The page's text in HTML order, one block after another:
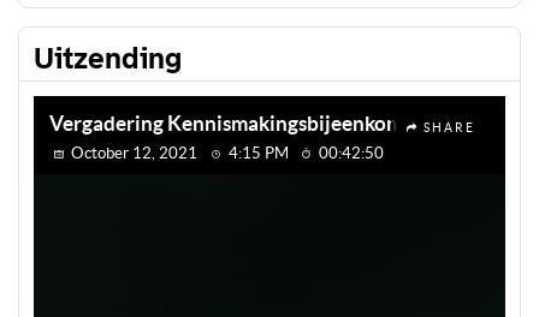
Uitzending